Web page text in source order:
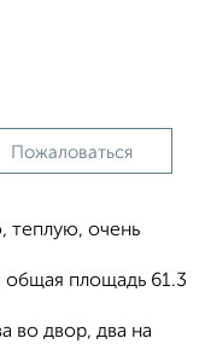
Пожаловаться
теплую, очень
площадь 61.3
во двор, два на